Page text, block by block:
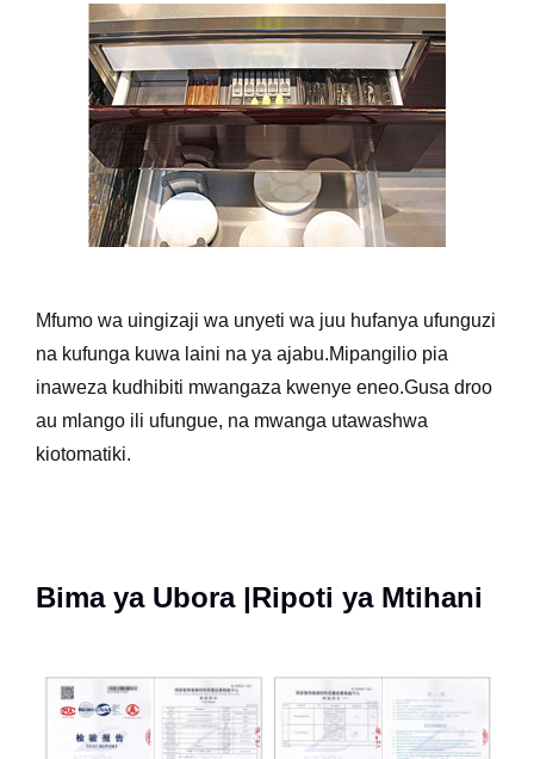
Mfumo wa uingizaji wa unyeti wa juu hufanya ufunguzi
na kufunga kuwa laini na ya ajabu.Mipangilio pia
inaweza kudhibiti mwangaza kwenye eneo.Gusa droo
au mlango ili ufungue, na mwanga utawashwa
kiotomatiki.
Bima ya Ubora |Ripoti ya Mtihani